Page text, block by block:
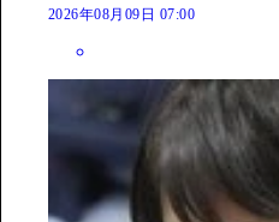
2026年08月09日 07:00